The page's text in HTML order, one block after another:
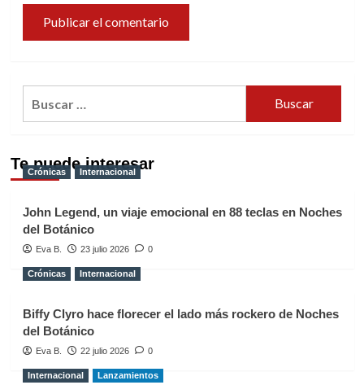
Te puede interesar
Crónicas Internacional
John Legend, un viaje emocional en 88 teclas en Noches
del Botánico
Eva B. 23 julio 2026 0
Crónicas Internacional
Biffy Clyro hace florecer el lado más rockero de Noches
del Botánico
Eva B. 22 julio 2026 0
Internacional Lanzamientos